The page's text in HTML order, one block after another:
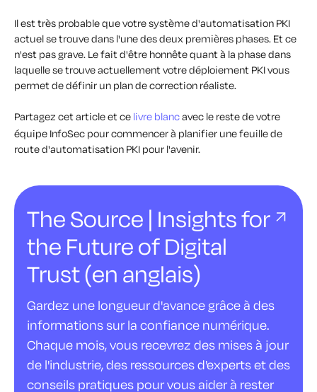
Il est très probable que votre système d'automatisation PKI
actuel se trouve dans l'une des deux premières phases. Et ce
n'est pas grave. Le fait d'être honnête quant à la phase dans
laquelle se trouve actuellement votre déploiement PKI vous
permet de définir un plan de correction réaliste.
Partagez cet article et ce livre blancavec le reste de votre
équipe InfoSec pour commencer à planifier une feuille de
route d'automatisation PKI pour l'avenir.
The Source | Insights for
the Future of Digital
Trust (en anglais)
Gardez une longueur d'avance grâce à des
informations sur la confiance numérique.
Chaque mois, vous recevrez des mises à jour
de l'industrie, des ressources d'experts et des
conseils pratiques pour vous aider à rester